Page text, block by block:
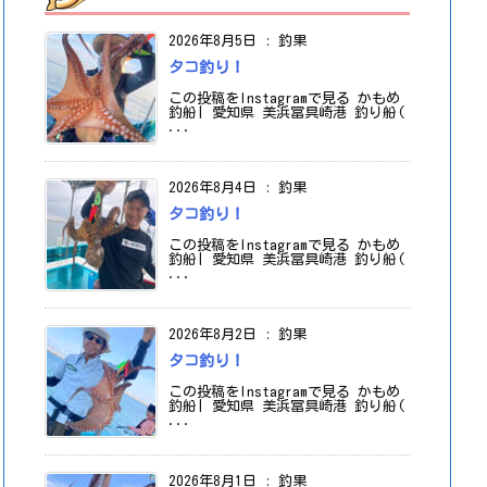
2026年8月5日 : 釣果
タコ釣り！
この投稿をInstagramで見る かもめ
釣船| 愛知県 美浜冨具崎港 釣り船(
...
2026年8月4日 : 釣果
タコ釣り！
この投稿をInstagramで見る かもめ
釣船| 愛知県 美浜冨具崎港 釣り船(
...
2026年8月2日 : 釣果
タコ釣り！
この投稿をInstagramで見る かもめ
釣船| 愛知県 美浜冨具崎港 釣り船(
...
2026年8月1日 : 釣果